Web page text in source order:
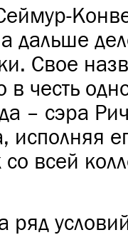
дальше
Свое
в честь
– сэра
исполняя
всей
ряд